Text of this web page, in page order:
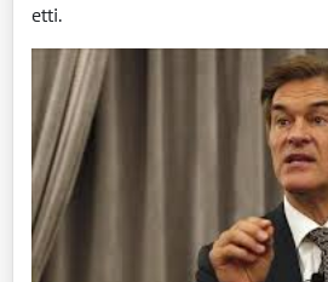
etti.